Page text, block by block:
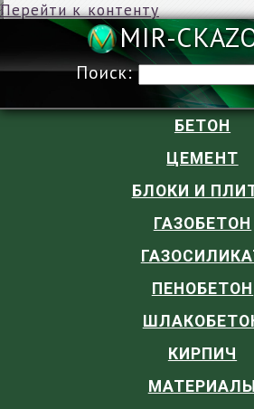
Перейти к контенту
Поиск:
БЕТОН
ЦЕМЕНТ
БЛОКИ И
ГАЗОБЕТОН
ПЕНОБЕТОН
КИРПИЧ
МАТЕРИАЛЫ